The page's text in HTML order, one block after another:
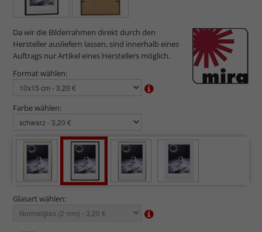
Da wir die Bilderrahmen direkt durch den
Hersteller ausliefern lassen, sind innerhalb eines
Auftrags nur Artikel eines Herstellers möglich.
Format wählen:
Farbe wählen:
Glasart wählen: